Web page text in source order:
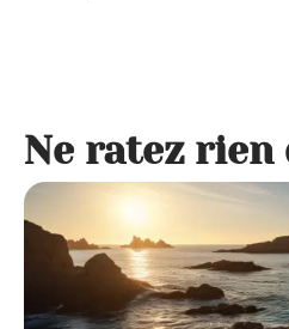
Ne ratez rien